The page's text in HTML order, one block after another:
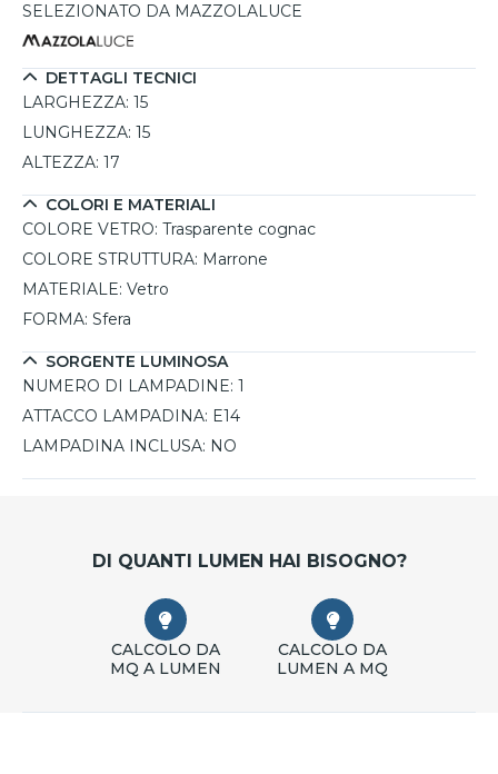
perfetta per illuminare spazi con un’atmosfera
accogliente, sfruttando una lampadina E14 (non inclusa)
per una luminosità personalizzabile. Questo pezzo non è
solo funzionale, ma rappresenta anche un'ottima scelta
SELEZIONATO DA MAZZOLALUCE
DETTAGLI TECNICI
LARGHEZZA: 15
LUNGHEZZA: 15
ALTEZZA: 17
COLORI E MATERIALI
COLORE VETRO: Trasparente cognac
COLORE STRUTTURA: Marrone
MATERIALE: Vetro
FORMA: Sfera
SORGENTE LUMINOSA
NUMERO DI LAMPADINE: 1
ATTACCO LAMPADINA: E14
LAMPADINA INCLUSA: NO
DI QUANTI LUMEN HAI BISOGNO?
CALCOLO DA
MQ A LUMEN
CALCOLO DA
LUMEN A MQ